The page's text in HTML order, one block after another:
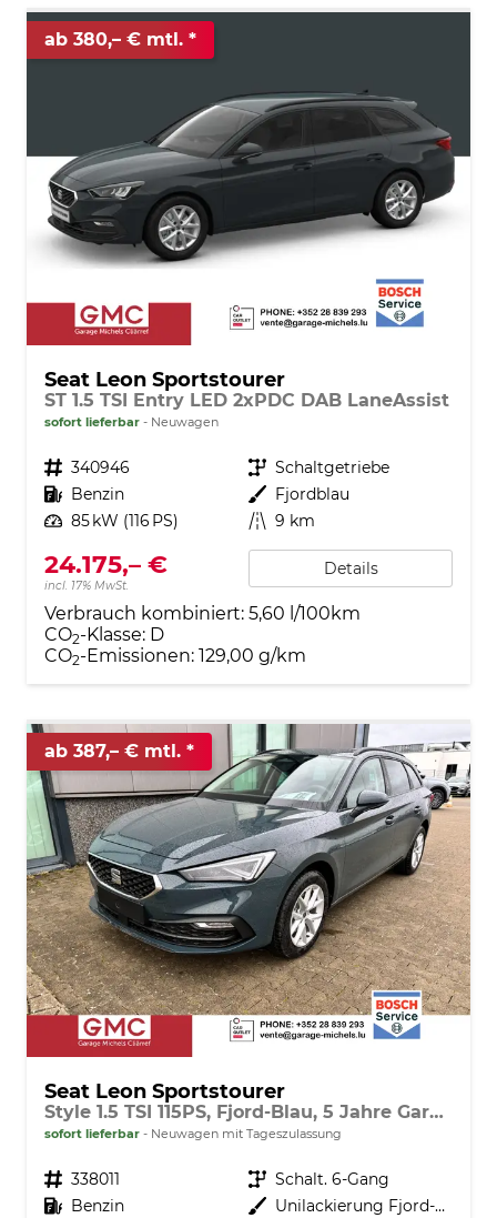
ab 380,– € mtl.
Seat Leon Sportstourer
ST 1.5 TSI Entry LED 2xPDC DAB LaneAssist
sofort lieferbar Neuwagen
Fahrzeugnr. 340946 Getriebe Schaltgetriebe
Kraftstoff Benzin Außenfarbe Fjordblau
Leistung 85 kW (116 PS) Kilometerstand 9 km
24.175,– €
incl. 17% MwSt.
Details
Verbrauch kombiniert: 5,60 l/100km
CO2-Klasse: D
CO2-Emissionen: 129,00 g/km
ab 387,– € mtl.
Seat Leon Sportstourer
Style 1.5 TSI 115PS, Fjord-Blau, 5 Jahre Garantie, 16" ALU, MATRIX-LED, Privacy-Glas, Winter-Paket, 3-Zonen-Climatronic, ParkAssist, Parksensoren v/h, Rückfahrkamera, Radio 10,4" + Full-Link, Tempomat, M-Lederlenkrad, variabler Ladeboden
sofort lieferbar Neuwagen mit Tageszulassung
Fahrzeugnr. 338011 Getriebe Schalt. 6-Gang
Kraftstoff Benzin Außenfarbe
Unilackierung Fjord-Blau (Vermerk: hohe Lackempfindlichkeit!)